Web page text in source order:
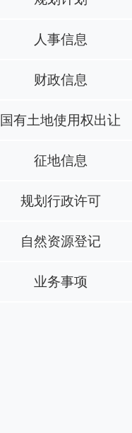
人事信息
财政信息
国有土地使用权出让
征地信息
规划行政许可
自然资源登记
业务事项